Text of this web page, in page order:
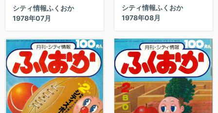
シティ情報ふくおか
1978年07月
シティ情報ふくおか
1978年08月